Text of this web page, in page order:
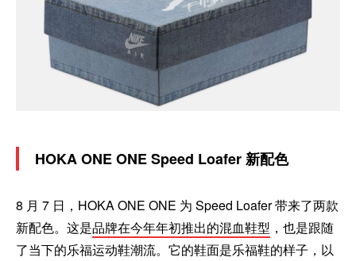
HOKA ONE ONE Speed Loafer 新配色
8 月 7 日，HOKA ONE ONE 为 Speed Loafer 带来了两款
新配色。这是品牌在今年年初推出的混血鞋型 ，也是跟随
了当下的乐福运动鞋潮流。它的鞋面是乐福鞋的样子，以